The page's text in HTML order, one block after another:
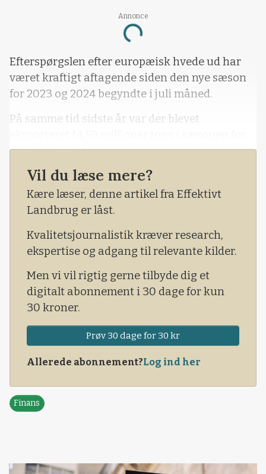
Annonce
Loading...
Efterspørgslen efter europæisk hvede ud har
været kraftigt aftagende siden den nye sæson
for 2023 og 2024 begyndte i juli måned.
På samme tid sidste år var der blevet
2022 og 2023. Med en aktuel eksport for
sæsonen 2023 og 2024 er der indtil videre
blevet eksporteret 11,59 millioner tons hvede ud
af den Europæiske Union. Det er dermed en
nedgang i den europæiske eksport af hvede på
19 procent set i forhold til samme tid sidste
sæson.
Vil du læse mere?
Kære læser, denne artikel fra Effektivt
Landbrug er låst.
Kvalitetsjournalistik kræver research,
ekspertise og adgang til relevante kilder.
Men vi vil rigtig gerne tilbyde dig et
digitalt abonnement i 30 dage for kun
30 kroner.
Prøv 30 dage for 30 kr
Allerede abonnement?Log ind her
Finans